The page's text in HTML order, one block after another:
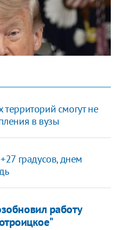
смогут не
в вузы
градусов, днем
работу